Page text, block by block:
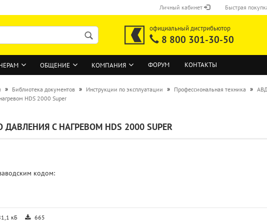
Личный кабинет Быстрая
официальный дистрибьютор
8 800 301-30-50
ОБЩЕНИЕ КОМПАНИЯ ФОРУМ КОНТАКТЫ
» Библиотека документов » Инструкции по эксплуатации » Профессиональная техника »
HDS 2000 Super
С НАГРЕВОМ HDS 2000 SUPER
кодом:
кБ 665